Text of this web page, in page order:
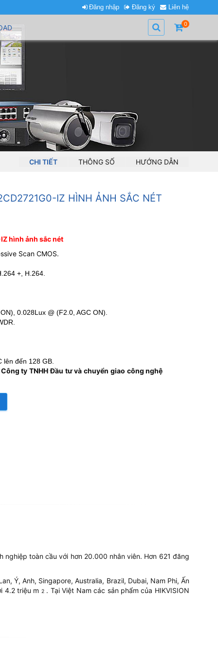
Đăng nhập Đăng ký Liên hệ
0
CHI TIẾT THÔNG SỐ HƯỚNG DẪN
IZ HÌNH ẢNH SẮC NÉT
hình ảnh sắc nét
Scan CMOS.
+, H.264.
0.028Lux @ (F2.0, AGC ON).
lên đến 128 GB.
ty TNHH Đầu tư và chuyển giao công nghệ
nghiệp toàn cầu với hơn 20.000 nhân viên. Hơn 621 đăng
Ý, Anh, Singapore, Australia, Brazil, Dubai, Nam Phi, Ấn
4.2 triệu m 2. Tại Việt Nam các sản phẩm của HIKVISION